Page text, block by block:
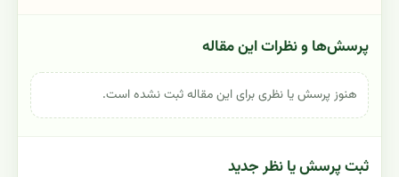
پرسش‌ها و نظرات این مقاله
هنوز پرسش یا نظری برای این مقاله ثبت نشده است.
ثبت پرسش یا نظر جدید